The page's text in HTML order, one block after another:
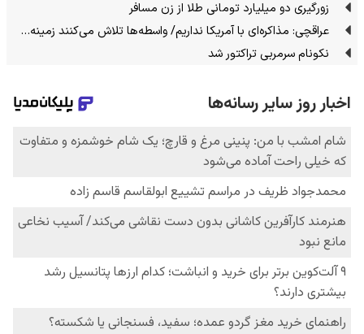
زورگیری دو میلیارد تومانی طلا از زن مسافر
عراقچی: مذاکره‌ای با آمریکا نداریم/ واسطه‌ها تلاش می‌کنند زمینه‌…
نکونام سرمربی تراکتور شد